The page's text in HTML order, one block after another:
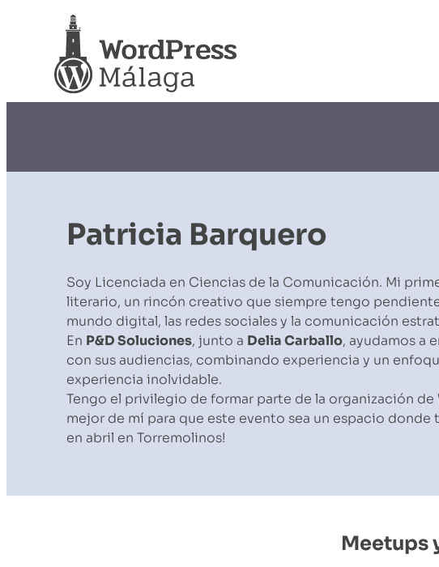
Patricia Barquero
Soy Licenciada en Ciencias de la Comunicación. Mi
literario, un rincón creativo que siempre tengo
mundo digital, las redes sociales y la comunicación
En P&D Soluciones, junto a Delia Carballo, ayudamos a
con sus audiencias, combinando experiencia y un
experiencia inolvidable.
Tengo el privilegio de formar parte de la organización
mejor de mí para que este evento sea un espacio
en abril en Torremolinos!
Meetups